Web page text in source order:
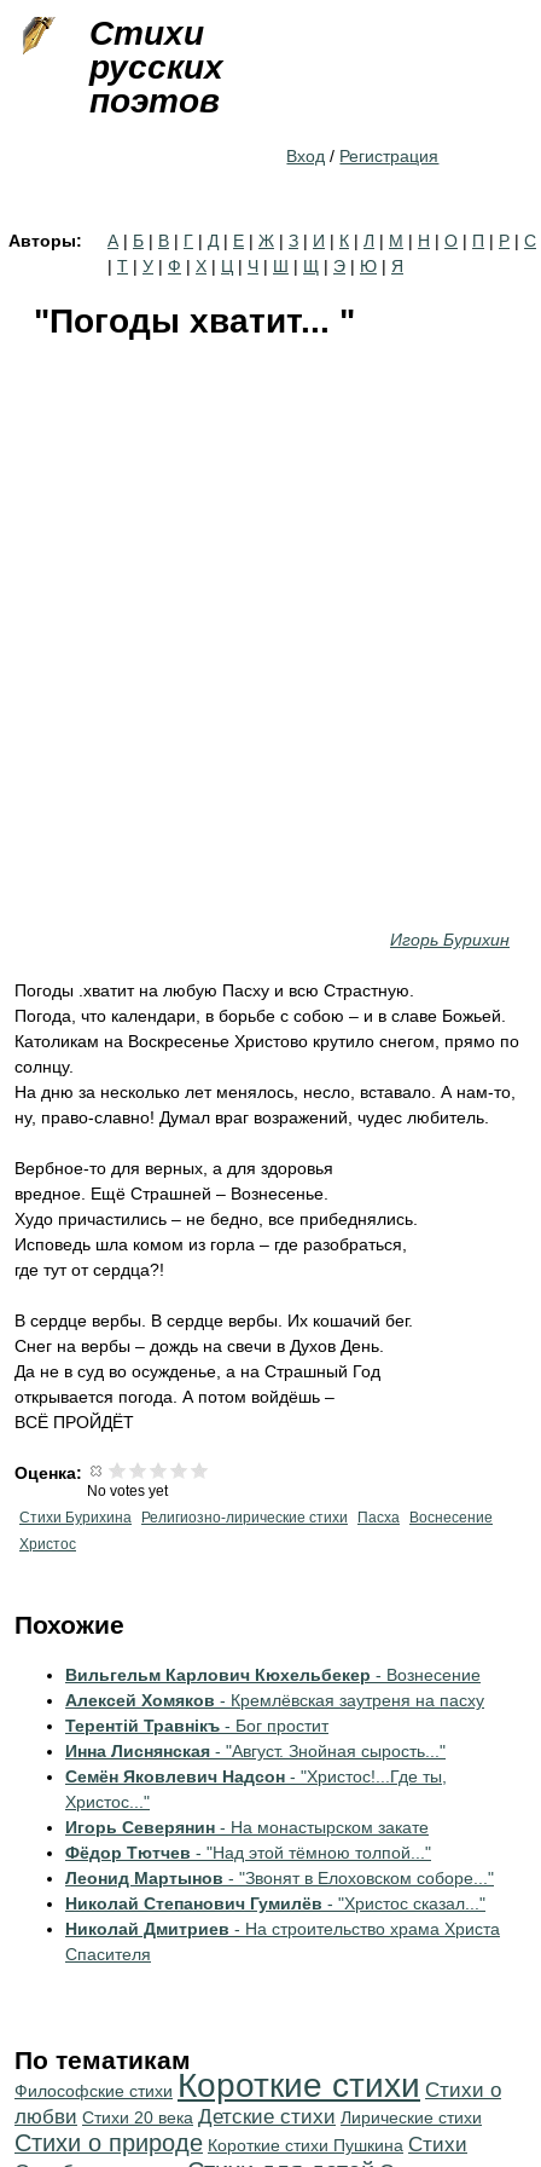
Стихи
русских
поэтов
Вход / Регистрация
Авторы: А | Б | В | Г | Д | Е | Ж | З | И | К | Л | М | Н | О | П | Р | С
| Т | У | Ф | Х | Ц | Ч | Ш | Щ | Э | Ю | Я
"Погоды хватит... "
Игорь Бурихин
Погоды .хватит на любую Пасху и всю Страстную.
Погода, что календари, в борьбе с собою – и в славе Божьей.
Католикам на Воскресенье Христово крутило снегом, прямо по
солнцу.
На дню за несколько лет менялось, несло, вставало. А нам-то,
ну, право-славно! Думал враг возражений, чудес любитель.
Вербное-то для верных, а для здоровья
вредное. Ещё Страшней – Вознесенье.
Худо причастились – не бедно, все прибеднялись.
Исповедь шла комом из горла – где разобраться,
где тут от сердца?!
В сердце вербы. В сердце вербы. Их кошачий бег.
Снег на вербы – дождь на свечи в Духов День.
Да не в суд во осужденье, а на Страшный Год
открывается погода. А потом войдёшь –
ВСЁ ПРОЙДЁТ
Оценка:
No votes yet
Стихи Бурихина
Религиозно-лирические стихи Пасха
Воснесение
Христос
Похожие
Вильгельм Карлович Кюхельбекер - Вознесение
Алексей Хомяков - Кремлёвская заутреня на пасху
Терентiй Травнiкъ - Бог простит
Инна Лиснянская - "Август. Знойная сырость..."
Семён Яковлевич Надсон - "Христос!...Где ты,
Христос..."
Игорь Северянин - На монастырском закате
Фёдор Тютчев - "Над этой тёмною толпой..."
Леонид Мартынов - "Звонят в Елоховском соборе..."
Николай Степанович Гумилёв - "Христос сказал..."
Николай Дмитриев - На строительство храма Христа
Спасителя
По тематикам
Философские стихи Короткие стихи Стихи о
любви Стихи 20 века Детские стихи Лирические стихи
Стихи о природе Короткие стихи Пушкина Cтихи